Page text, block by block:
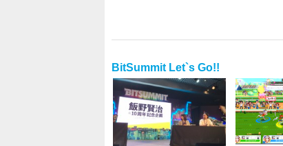
BitSummit Let`s Go!!